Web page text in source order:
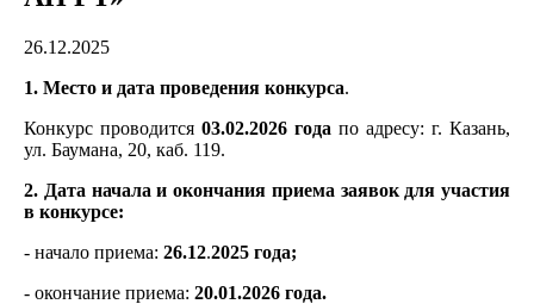
26.12.2025
1. Место и дата проведения конкурса.
Конкурс проводится 03.02.2026 года по адресу: г. Казань,
ул. Баумана, 20, каб. 119.
2. Дата начала и окончания приема заявок для участия
в конкурсе:
- начало приема: 26.12.2025 года;
- окончание приема: 20.01.2026 года.